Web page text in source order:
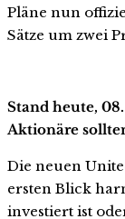
Pläne nun
Sätze um zwei
Stand heute,
Aktionäre
Die neuen
ersten Blick
investiert ist